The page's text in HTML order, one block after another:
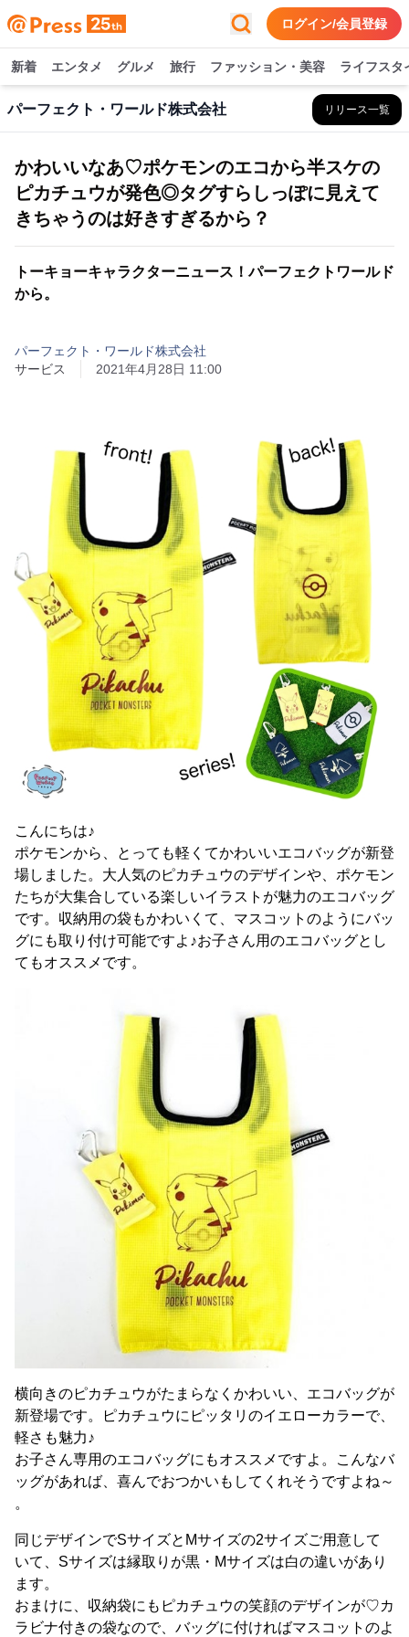
ログイン/会員登録
新着 エンタメ グルメ 旅行 ファッション・美容 ライフスタ
パーフェクト・ワールド株式会社 リリース一覧
かわいいなあ♡ポケモンのエコから半スケの
ピカチュウが発色◎タグすらしっぽに見えて
きちゃうのは好きすぎるから？
トーキョーキャラクターニュース！パーフェクトワールド
から。
パーフェクト・ワールド株式会社
サービス
2021年4月28日 11:00
こんにちは♪
ポケモンから、とっても軽くてかわいいエコバッグが新登
場しました。大人気のピカチュウのデザインや、ポケモン
たちが大集合している楽しいイラストが魅力のエコバッグ
です。収納用の袋もかわいくて、マスコットのようにバッ
グにも取り付け可能ですよ♪お子さん用のエコバッグとし
てもオススメです。
横向きのピカチュウがたまらなくかわいい、エコバッグが
新登場です。ピカチュウにピッタリのイエローカラーで、
軽さも魅力♪
お子さん専用のエコバッグにもオススメですよ。こんなバ
ッグがあれば、喜んでおつかいもしてくれそうですよね～
。
同じデザインでSサイズとMサイズの2サイズご用意して
いて、Sサイズは縁取りが黒・Mサイズは白の違いがあり
ます。
おまけに、収納袋にもピカチュウの笑顔のデザインが♡カ
ラビナ付きの袋なので、バッグに付ければマスコットのよ